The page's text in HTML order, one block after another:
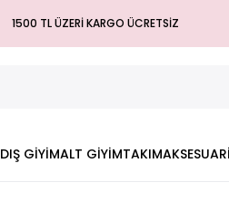
1500 TL ÜZERİ KARGO ÜCRETSİZ
DIŞ GİYİMALT GİYİMTAKIMAKSESUAR